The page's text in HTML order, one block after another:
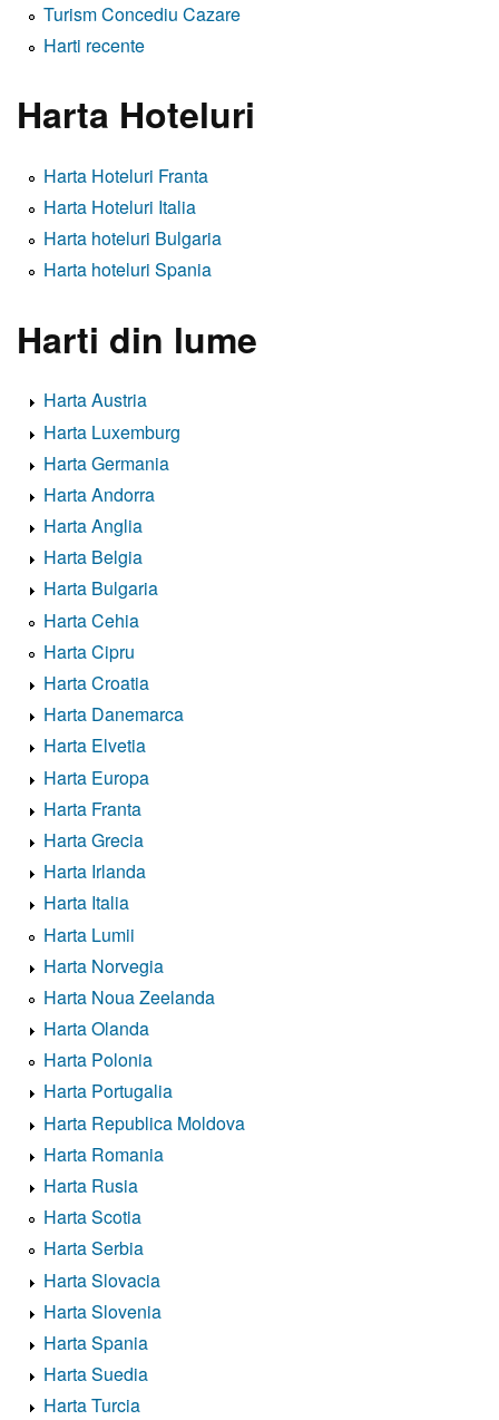
Turism Concediu Cazare
Harti recente
Harta Hoteluri
Harta Hoteluri Franta
Harta Hoteluri Italia
Harta hoteluri Bulgaria
Harta hoteluri Spania
Harti din lume
Harta Austria
Harta Luxemburg
Harta Germania
Harta Andorra
Harta Anglia
Harta Belgia
Harta Bulgaria
Harta Cehia
Harta Cipru
Harta Croatia
Harta Danemarca
Harta Elvetia
Harta Europa
Harta Franta
Harta Grecia
Harta Irlanda
Harta Italia
Harta Lumii
Harta Norvegia
Harta Noua Zeelanda
Harta Olanda
Harta Polonia
Harta Portugalia
Harta Republica Moldova
Harta Romania
Harta Rusia
Harta Scotia
Harta Serbia
Harta Slovacia
Harta Slovenia
Harta Spania
Harta Suedia
Harta Turcia